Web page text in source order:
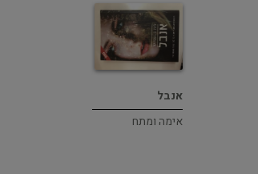
אנבל
אימה ומתח